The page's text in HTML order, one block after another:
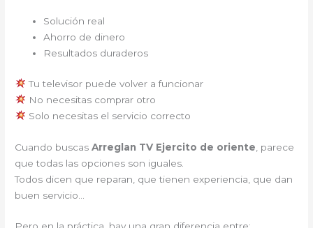
Solución real
Ahorro de dinero
Resultados duraderos
Tu televisor puede volver a funcionar
No necesitas comprar otro
Solo necesitas el servicio correcto
Cuando buscasArreglan TV Ejercito de oriente , parece
que todas las opciones son iguales.
Todos dicen que reparan, que tienen experiencia, que dan
buen servicio…